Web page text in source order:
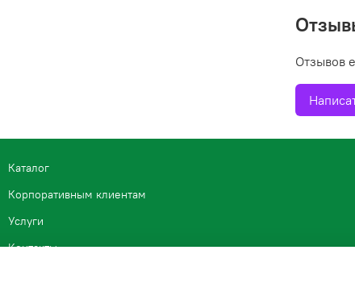
Отзывов
Каталог
Корпоративным клиентам
Услуги
Контакты